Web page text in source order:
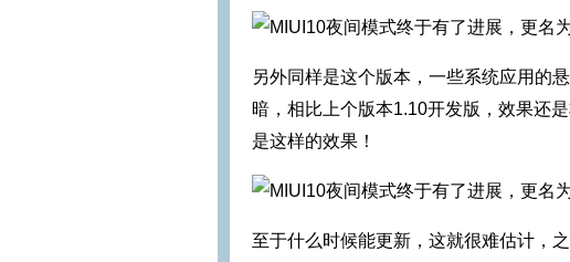
另外同样是这个版本，一些系统应用的
暗，相比上个版本1.10开发版，效果还
是这样的效果！
至于什么时候能更新，这就很难估计，